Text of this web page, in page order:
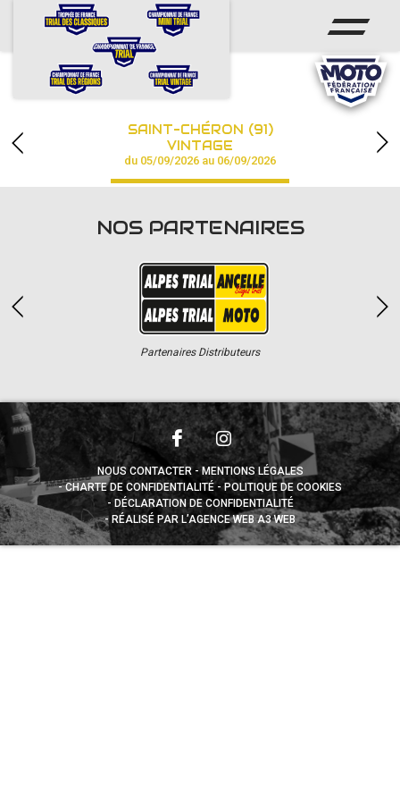
ACCUEIL
CALENDRIER
CHAMPIONNAT
RÉSULTATS
PHOTOS / VIDÉOS
PARTENAIRES
SAINT-CHÉRON (91)
VINTAGE
du 05/09/2026 au 06/09/2026
NOS PARTENAIRES
Partenaires Distributeurs
NOUS CONTACTER
MENTIONS LÉGALES
CHARTE DE CONFIDENTIALITÉ
POLITIQUE DE COOKIES
DÉCLARATION DE CONFIDENTIALITÉ
RÉALISÉ PAR L’AGENCE WEB A3 WEB